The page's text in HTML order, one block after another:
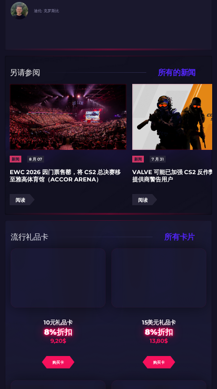
带上你的促销代码
只需抓取区域并将促销代码复制到剪贴板
2024LONG
如何使用促销代码
如何使用促销代码
由KARRIGAN倾情推荐
团队 THE MONGOLZ
CS2CODES.CN社区与电子竞技
迪伦· 克罗斯比
另请参阅 所有的新闻
新闻 8 月 07
EWC 2026 因门票售罄，将 CS2 总决赛移
至雅高体育馆（ACCOR ARENA）
阅读
新闻 7 月 31
VALVE 可能已加强 CS2 反作弊
提供商警告用户
阅读
流行礼品卡 所有卡片
10元礼品卡
8%折扣
9,20$
购买卡
15美元礼品卡
8%折扣
13,80$
购买卡